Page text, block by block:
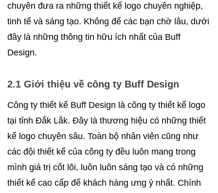
chuyên đưa ra những thiết kế logo chuyên nghiệp,
tinh tế và sáng tạo. Không để các bạn chờ lâu, dưới
đây là những thông tin hữu ích nhất của Buff
Design.
2.1 Giới thiệu về công ty Buff Design
Công ty thiết kế Buff Design là công ty thiết kế logo
tại tỉnh Đắk Lắk. Đây là thương hiệu có những thiết
kế logo chuyên sâu. Toàn bộ nhân viên cũng như
các đội thiết kế của công ty đều luôn mang trong
mình giá trị cốt lõi, luôn luôn sáng tạo và có những
thiết kế cao cấp để khách hàng ưng ý nhất. Chính